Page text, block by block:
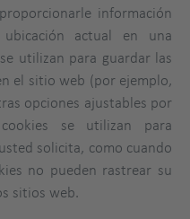
información
ubicación actual en una
utilizan para guardar las
el sitio web (por ejemplo,
opciones ajustables por
se utilizan para
solicita, como cuando
no pueden rastrear su
sitios web.